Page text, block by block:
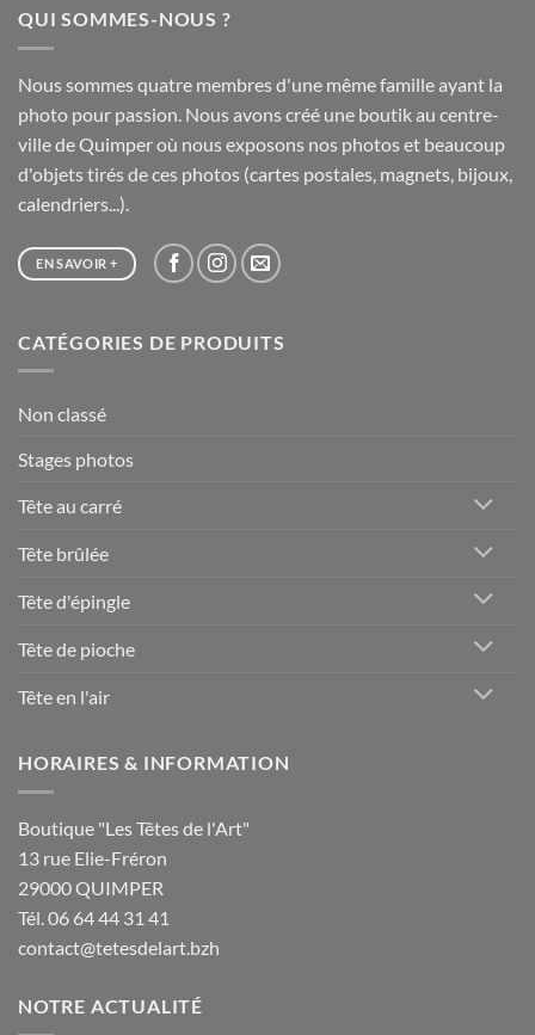
QUI SOMMES-NOUS ?
Nous sommes quatre membres d'une même famille ayant la
photo pour passion. Nous avons créé une boutik au centre-
ville de Quimper où nous exposons nos photos et beaucoup
d'objets tirés de ces photos (cartes postales, magnets, bijoux,
calendriers...).
EN SAVOIR +
CATÉGORIES DE PRODUITS
Non classé
Stages photos
Tête au carré
Tête brûlée
Tête d'épingle
Tête de pioche
Tête en l'air
HORAIRES & INFORMATION
Boutique "Les Têtes de l'Art"
13 rue Elie-Fréron
29000 QUIMPER
Tél. 06 64 44 31 41
contact@tetesdelart.bzh
NOTRE ACTUALITÉ